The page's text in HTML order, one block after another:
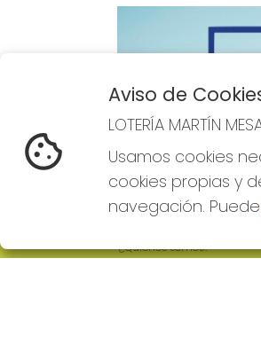
Imagen
LOTERÍA MARTÍN
¿Quiénes somos?
Aviso de
LOTERÍA MARTÍN
Usamos cookies
cookies propias y
navegación. Puede